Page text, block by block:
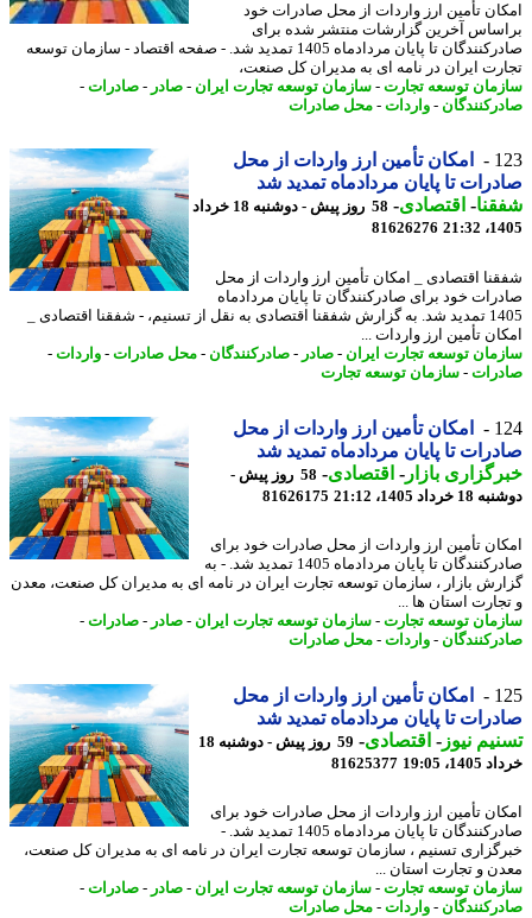
تأمین ارز واردات از محل صادرات خود
آخرین گزارشات منتشر شده برای
صادرکنندگان تا پایان مردادماه 1405 تمدید شد. - صفحه اقتصاد - سازمان توسعه
ایران در نامه ای به مدیران کل صنعت،
توسعه تجارت- سازمان توسعه تجارت ایران - صادر-صادرات-
-واردات - محل صادرات
امکان تأمین ارز واردات از محل
تا پایان مردادماه تمدید شد
-اقتصادی-
58 روز پیش - دوشنبه 18 خرداد
81626276
اقتصادی _ امکان تأمین ارز واردات از محل
خود برای صادرکنندگان تا پایان مردادماه
1405 تمدید شد. به گزارش شفقنا اقتصادی به نقل از تسنیم، - شفقنا اقتصادی _
تأمین ارز واردات ...
توسعه تجارت ایران - صادر-صادرکنندگان-محل صادرات- واردات -
- سازمان توسعه تجارت
امکان تأمین ارز واردات از محل
تا پایان مردادماه تمدید شد
بازار- اقتصادی-
58 روز پیش -
1405، 21:12
81626175
تأمین ارز واردات از محل صادرات خود برای
صادرکنندگان تا پایان مردادماه 1405 تمدید شد. - به
بازار ، سازمان توسعه تجارت ایران در نامه ای به مدیران کل صنعت، معدن
استان ها ...
توسعه تجارت- سازمان توسعه تجارت ایران - صادر-صادرات-
-واردات - محل صادرات
امکان تأمین ارز واردات از محل
تا پایان مردادماه تمدید شد
نیوز-اقتصادی-
59 روز پیش - دوشنبه 18
19:05
81625377
تأمین ارز واردات از محل صادرات خود برای
صادرکنندگان تا پایان مردادماه 1405 تمدید شد. -
تسنیم ، سازمان توسعه تجارت ایران در نامه ای به مدیران کل صنعت،
و تجارت استان ...
توسعه تجارت- سازمان توسعه تجارت ایران - صادر-صادرات-
-واردات - محل صادرات